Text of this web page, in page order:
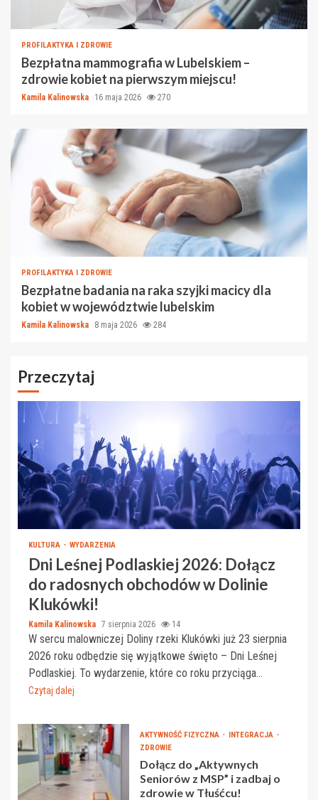
PROFILAKTYKA I ZDROWIE
Bezpłatna mammografia w Lubelskiem –
zdrowie kobiet na pierwszym miejscu!
Kamila Kalinowska 16 maja 2026 270
PROFILAKTYKA I ZDROWIE
Bezpłatne badania na raka szyjki macicy dla
kobiet w województwie lubelskim
Kamila Kalinowska 8 maja 2026 284
Przeczytaj
KULTURA WYDARZENIA
Dni Leśnej Podlaskiej 2026: Dołącz
do radosnych obchodów w Dolinie
Klukówki!
Kamila Kalinowska 7 sierpnia 2026 14
W sercu malowniczej Doliny rzeki Klukówki już 23 sierpnia
2026 roku odbędzie się wyjątkowe święto – Dni Leśnej
Podlaskiej. To wydarzenie, które co roku przyciąga...
Czytaj dalej
AKTYWNOŚĆ FIZYCZNA
INTEGRACJA
ZDROWIE
Dołącz do „Aktywnych
Seniorów z MSP” i zadbaj o
zdrowie w Tłuśćcu!